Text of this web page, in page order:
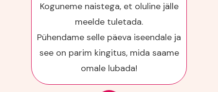
Koguneme naistega, et oluline jälle
meelde tuletada.
Pühendame selle päeva iseendale ja
see on parim kingitus, mida saame
omale lubada!